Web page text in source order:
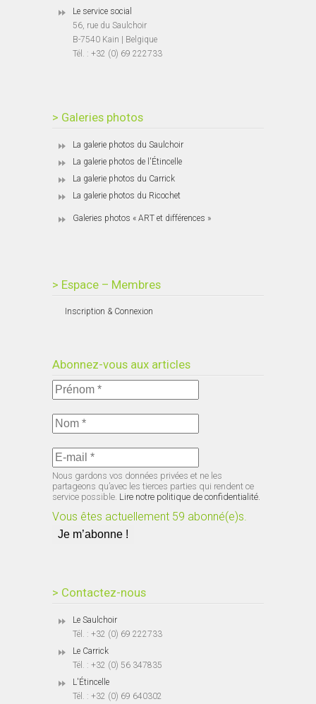
Le service social
56, rue du Saulchoir
B-7540 Kain | Belgique
Tél. : +32 (0) 69 222733
> Galeries photos
La galerie photos du Saulchoir
La galerie photos de l'Étincelle
La galerie photos du Carrick
La galerie photos du Ricochet
Galeries photos « ART et différences »
> Espace – Membres
Inscription & Connexion
Abonnez-vous aux articles
Nous gardons vos données privées et ne les
partageons qu’avec les tierces parties qui rendent ce
service possible. Lire notre politique de confidentialité.
Vous êtes actuellement 59 abonné(e)s.
> Contactez-nous
Le Saulchoir
Tél. : +32 (0) 69 222733
Le Carrick
Tél. : +32 (0) 56 347835
L'Étincelle
Tél. : +32 (0) 69 640302